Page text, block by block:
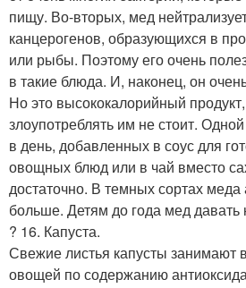
пищу. Во-вторых, мед
канцерогенов, образующихся в
или рыбы. Поэтому его очень
в такие блюда. И, наконец, он
Но это высококалорийный
злоупотреблять им не стоит.
в день, добавленных в соус для
овощных блюд или в чай вместо
достаточно. В темных сортах меда
больше. Детям до года мед давать
? 16. Капуста.
Свежие листья капусты занимают
овощей по содержанию